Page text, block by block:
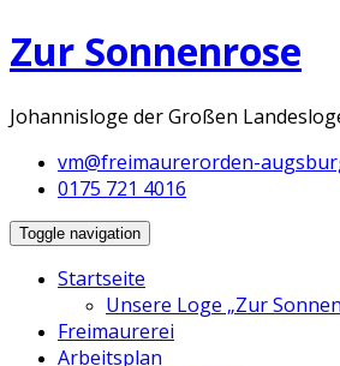
Zur Sonnenrose
Johannisloge der Großen
vm@freimaurerorden-
0175 721 4016
Toggle navigation
Startseite
Unsere Loge „Zur
Freimaurerei
Arbeitsplan